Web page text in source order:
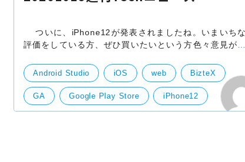
評価をしている方、ぜひ買いたいという方色々意見があ
りイヤホンとかはついてないようですが、個人的には
Android Studio iOS web BizteX
GA Google Play Store iPhone12